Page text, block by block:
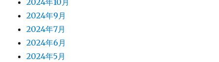
2024年10月
2024年9月
2024年7月
2024年6月
2024年5月